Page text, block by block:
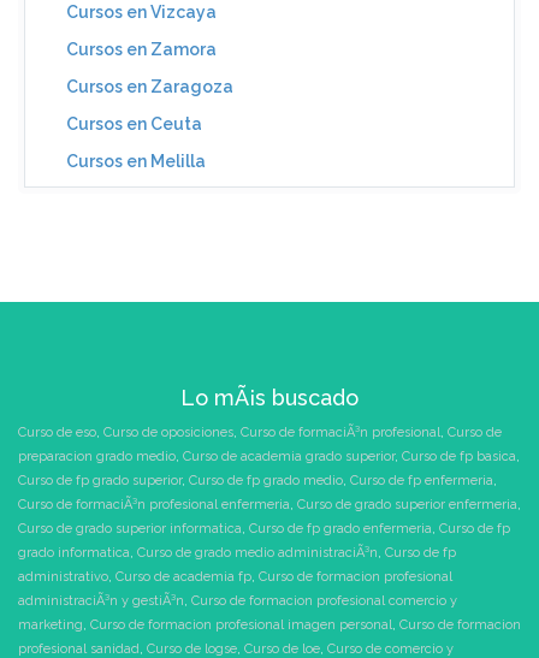
Cursos en Vizcaya
Cursos en Zamora
Cursos en Zaragoza
Cursos en Ceuta
Cursos en Melilla
Lo mÃ¡s buscado
Curso de eso, Curso de oposiciones, Curso de formaciÃ³n profesional, Curso de
preparacion grado medio, Curso de academia grado superior, Curso de fp basica,
Curso de fp grado superior, Curso de fp grado medio, Curso de fp enfermeria,
Curso de formaciÃ³n profesional enfermeria, Curso de grado superior enfermeria,
Curso de grado superior informatica, Curso de fp grado enfermeria, Curso de fp
grado informatica, Curso de grado medio administraciÃ³n, Curso de fp
administrativo, Curso de academia fp, Curso de formacion profesional
administraciÃ³n y gestiÃ³n, Curso de formacion profesional comercio y
marketing, Curso de formacion profesional imagen personal, Curso de formacion
profesional sanidad, Curso de logse, Curso de loe, Curso de comercio y